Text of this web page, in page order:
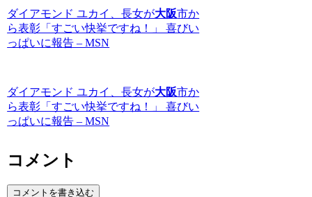
ダイアモンド ユカイ、長女が大阪市か
ら表彰「すごい快挙ですね！」 喜びい
っぱいに報告 – MSN
ダイアモンド ユカイ、長女が大阪市か
ら表彰「すごい快挙ですね！」 喜びい
っぱいに報告 – MSN
コメント
コメントを書き込む